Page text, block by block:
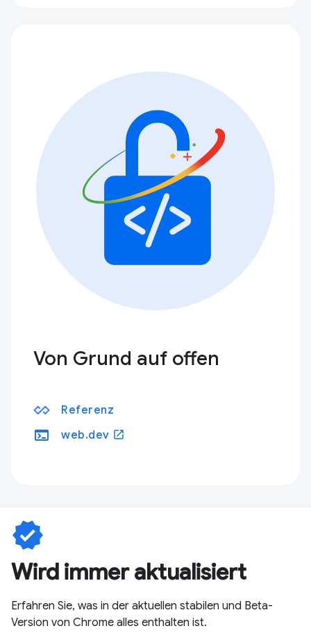
Von Grund auf offen
Referenz
terminal web.dev open_in_new
verified
Wird immer aktualisiert
Erfahren Sie, was in der aktuellen stabilen und Beta-
Version von Chrome alles enthalten ist.